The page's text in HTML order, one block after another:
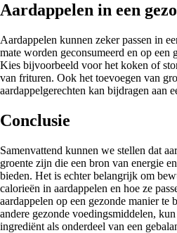
Aardappelen in een
Aardappelen kunnen zeker passen in
mate worden geconsumeerd en op een
Kies bijvoorbeeld voor het koken of
van frituren. Ook het toevoegen van
aardappelgerechten kan bijdragen aan
Conclusie
Samenvattend kunnen we stellen dat
groente zijn die een bron van energie
bieden. Het is echter belangrijk om
calorieën in aardappelen en hoe ze
aardappelen op een gezonde manier te
andere gezonde voedingsmiddelen,
ingrediënt als onderdeel van een